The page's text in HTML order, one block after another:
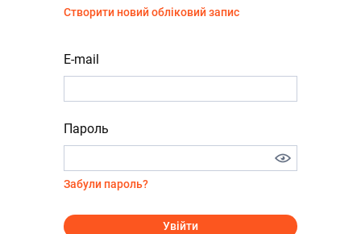
Створити новий обліковий запис
E-mail
Пароль
Забули пароль?
Увійти